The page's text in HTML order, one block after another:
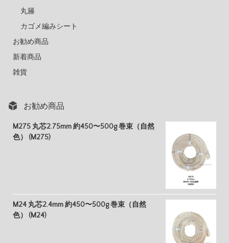
丸籐
カゴメ編みシート
お勧め商品
新着商品
雑貨
お勧め商品
M275 丸芯2.75mm 約450〜500g 巻束（自然
色） (M275)
M24 丸芯2.4mm 約450〜500g 巻束（自然
色） (M24)